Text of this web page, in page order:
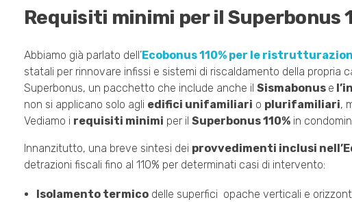
Requisiti minimi per il Superbonus
Abbiamo già parlato dell’Ecobonus 110% per le
statali per rinnovare infissi e sistemi di riscaldamento della propria
Superbonus, un pacchetto che include anche il Sismabonus e
non si applicano solo agli edifici unifamiliari o plurifamiliari,
Vediamo i requisiti minimi per il Superbonus 110% in
Innanzitutto, una breve sintesi dei provvedimenti inclusi
detrazioni fiscali fino al 110% per determinati casi di intervento:
Isolamento termicodelle superfici opache verticali e